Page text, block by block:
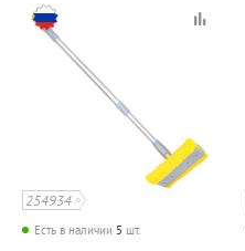
254934
Есть в наличии 5 шт.